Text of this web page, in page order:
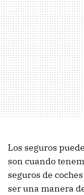
Los seguros
son cuando
seguros de
ser una manera